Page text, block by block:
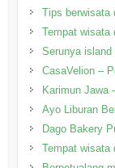
Tips berwisata
Tempat wisata
Serunya island
CasaVelion –
Karimun Jawa
Ayo Liburan
Dago Bakery
Tempat wisata